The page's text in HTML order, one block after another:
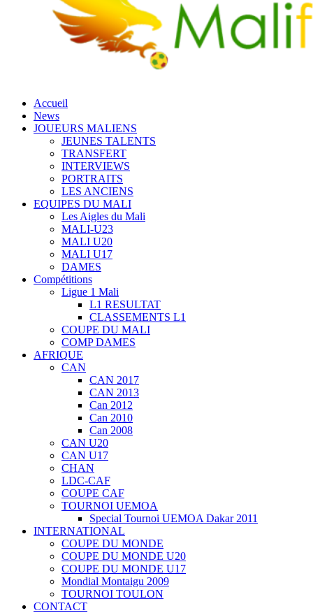
Accueil
News
JOUEURS MALIENS
JEUNES TALENTS
TRANSFERT
INTERVIEWS
PORTRAITS
LES ANCIENS
EQUIPES DU MALI
Les Aigles du Mali
MALI-U23
MALI U20
MALI U17
DAMES
Compétitions
Ligue 1 Mali
L1 RESULTAT
CLASSEMENTS L1
COUPE DU MALI
COMP DAMES
AFRIQUE
CAN
CAN 2017
CAN 2013
Can 2012
Can 2010
Can 2008
CAN U20
CAN U17
CHAN
LDC-CAF
COUPE CAF
TOURNOI UEMOA
Special Tournoi UEMOA Dakar 2011
INTERNATIONAL
COUPE DU MONDE
COUPE DU MONDE U20
COUPE DU MONDE U17
Mondial Montaigu 2009
TOURNOI TOULON
CONTACT